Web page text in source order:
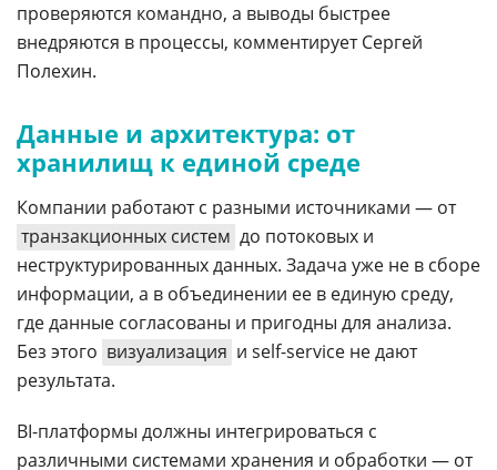
проверяются командно, а выводы быстрее
внедряются в процессы, комментирует Сергей
Полехин.
Данные и архитектура: от
хранилищ к единой среде
Компании работают с разными источниками — от
транзакционных систем до потоковых и
неструктурированных данных. Задача уже не в сборе
информации, а в объединении ее в единую среду,
где данные согласованы и пригодны для анализа.
Без этого визуализация и self-service не дают
результата.
BI-платформы должны интегрироваться с
различными системами хранения и обработки — от